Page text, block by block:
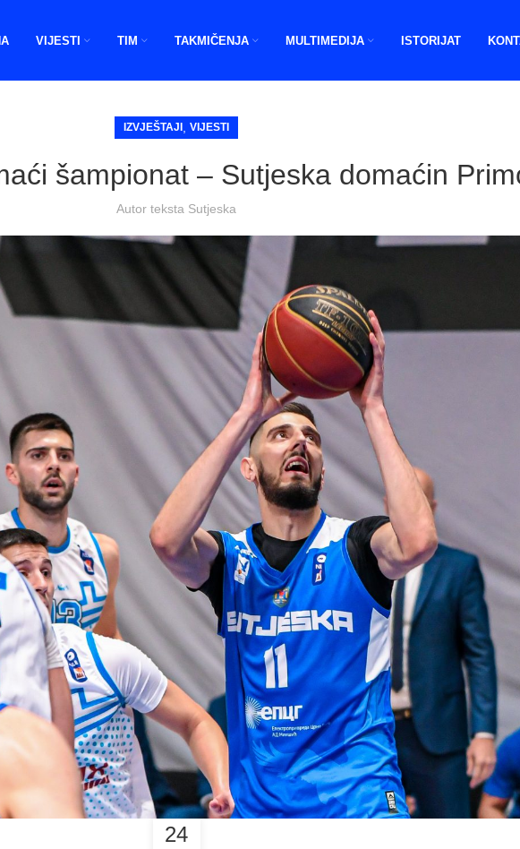
VIJESTI TIM TAKMIČENJA MULTIMEDIJA ISTORIJAT
IZVJEŠTAJI VIJESTI
šampionat – Sutjeska domaćin
Autor teksta Sutjeska
24